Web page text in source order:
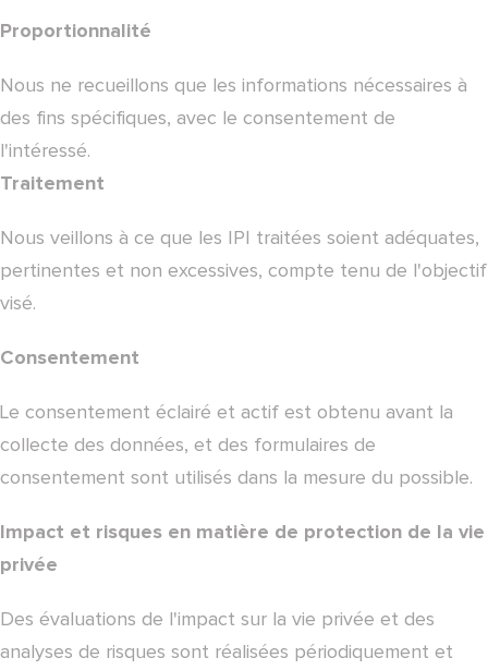
Proportionnalité
Nous ne recueillons que les informations nécessaires à
des fins spécifiques, avec le consentement de
l'intéressé.
Traitement
Nous veillons à ce que les IPI traitées soient adéquates,
pertinentes et non excessives, compte tenu de l'objectif
visé.
Consentement
Le consentement éclairé et actif est obtenu avant la
collecte des données, et des formulaires de
consentement sont utilisés dans la mesure du possible.
Impact et risques en matière de protection de la vie
privée
Des évaluations de l'impact sur la vie privée et des
analyses de risques sont réalisées périodiquement et